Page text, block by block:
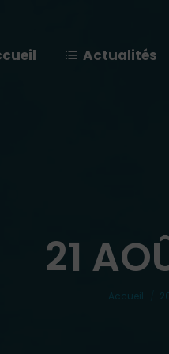
Actualités
21
Accueil